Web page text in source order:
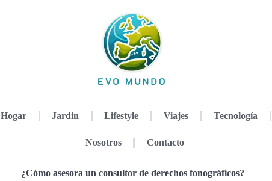
Hogar Jardin Lifestyle Viajes Tecnología
Nosotros Contacto
¿Cómo asesora un consultor de derechos fonográficos?